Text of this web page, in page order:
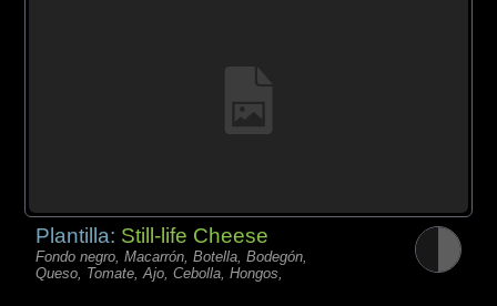
Plantilla: Still-life Cheese
Fondo negro, Macarrón, Botella, Bodegón,
Queso, Tomate, Ajo, Cebolla, Hongos,